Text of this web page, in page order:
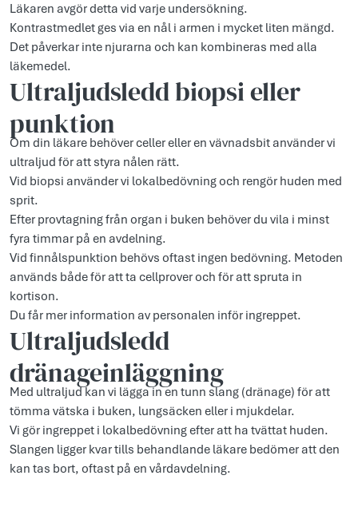
Läkaren avgör detta vid varje undersökning.
Kontrastmedlet ges via en nål i armen i mycket liten mängd.
Det påverkar inte njurarna och kan kombineras med alla
läkemedel.
Ultraljudsledd biopsi eller
punktion
Om din läkare behöver celler eller en vävnadsbit använder vi
ultraljud för att styra nålen rätt.
Vid biopsi använder vi lokalbedövning och rengör huden med
sprit.
Efter provtagning från organ i buken behöver du vila i minst
fyra timmar på en avdelning.
Vid finnålspunktion behövs oftast ingen bedövning. Metoden
används både för att ta cellprover och för att spruta in
kortison.
Du får mer information av personalen inför ingreppet.
Ultraljudsledd
dränageinläggning
Med ultraljud kan vi lägga in en tunn slang (dränage) för att
tömma vätska i buken, lungsäcken eller i mjukdelar.
Vi gör ingreppet i lokalbedövning efter att ha tvättat huden.
Slangen ligger kvar tills behandlande läkare bedömer att den
kan tas bort, oftast på en vårdavdelning.